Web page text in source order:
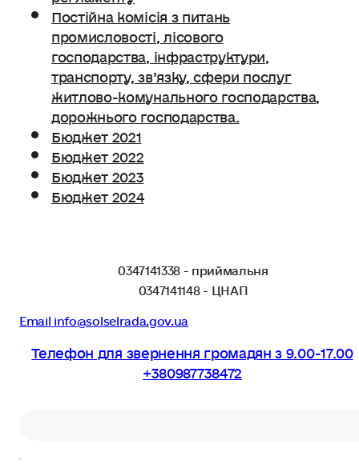
Постійна комісія з питань
промисловості, лісового
господарства, інфраструктури,
транспорту, зв’язку, сфери послуг
житлово-комунального господарства,
дорожнього господарства.
Бюджет 2021
Бюджет 2022
Бюджет 2023
Бюджет 2024
0347141338 - приймальня
0347141148 - ЦНАП
Email info@solselrada.gov.ua
Телефон для звернення громадян з 9.00-17.00
+380987738472